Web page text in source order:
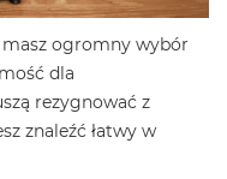
masz ogromny wybór
dla
rezygnować z
znaleźć łatwy w